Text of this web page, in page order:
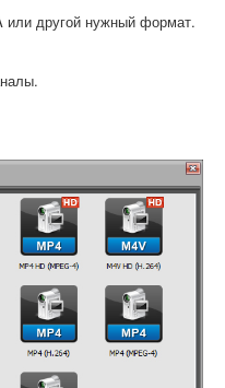
или другой нужный формат.